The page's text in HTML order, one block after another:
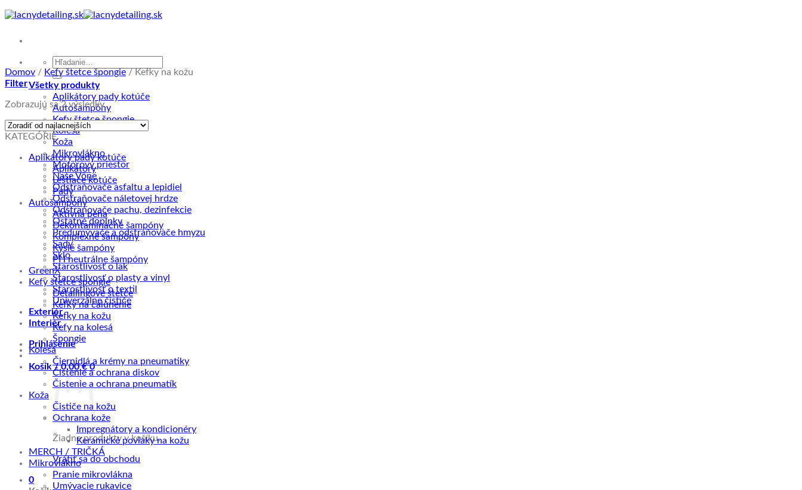
Skip
to
Hľadať:
Všetky produkty
Aplikátory pady kotúče
Autošampóny
Kefy štetce špongie
Kolesá
Koža
Mikrovlákno
Motorový priestor
Naše Vône
Odstraňovače asfaltu a lepidiel
Odstraňovače náletovej hrdze
Odstraňovače pachu, dezinfekcie
Ostatné doplnky
Predumývače a odstraňovače hmyzu
Sady
Sklo
Starostlivosť o lak
Starostlivosť o plasty a vinyl
Starostlivosť o textil
Univerzálne čističe
Exteriér
Interiér
Prihlásenie
Košík /0,00€ 0
Žiadne produkty v košíku.
Vrátiť sa do obchodu
0
Domov / Kefy štetce špongie / Kefky na kožu
Filter
Zobrazujú sa 2 výsledkyZoradené
podľa
po
najvyššiu
KATEGÓRIE
Aplikátory pady kotúče
Aplikátory
Leštiace kotúče
Pady
Autošampóny
Aktívna pena
Dekontaminačné šampóny
Komplexné šampóny
Kyslé šampóny
PH neutrálne šampóny
GreenX
Kefy štetce špongie
Detailingové štetce
Kefky na čalúnenie
Kefky na kožu
Kefy na kolesá
Špongie
Kolesá
Čiernidlá a krémy na pneumatiky
Čistenie a ochrana diskov
Čistenie a ochrana pneumatík
Koža
Čističe na kožu
Ochrana kože
Impregnátory a kondicionéry
Keramické povlaky na kožu
MERCH / TRIČKÁ
Mikrovlákno
Pranie mikrovlákna
Umývacie rukavice